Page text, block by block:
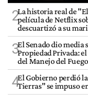
2La historia real de
película de Netflix
descuartizó a su
3El Senado dio media
Propiedad Privada:
del Manejo del Fuego
4El Gobierno perdió
Tierras" se impuso